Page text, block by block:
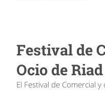
Festival de
Ocio de Riad
El Festival de Comercial